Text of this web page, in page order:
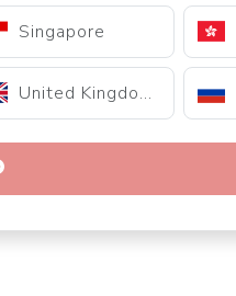
Singapore
United Kingdom